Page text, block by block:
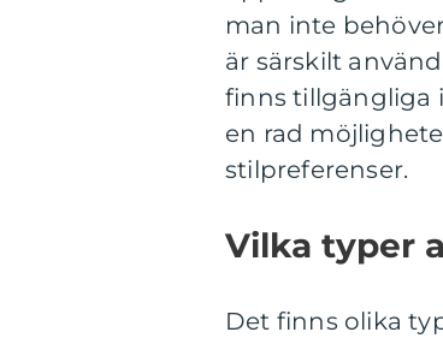
man inte
är särskilt
finns tillgängliga
en rad
stilpreferenser.
Vilka typer
Det finns olika